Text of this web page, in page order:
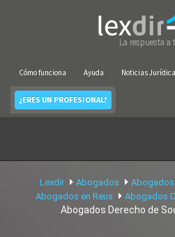
La respuesta
Cómo funciona Ayuda Noticias
¿ERES UN PROFESIONAL?
Lexdir Abogados
Abogados
Abogados en Reus
Abogados
Abogados Derecho de